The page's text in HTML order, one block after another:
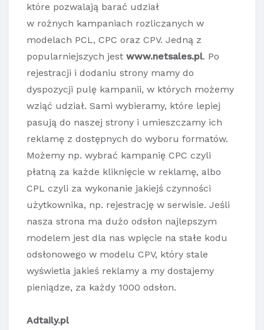
które pozwalają barać udział
w rożnych kampaniach rozliczanych w
modelach PCL, CPC oraz CPV. Jedną z
popularniejszych jest www.netsales.pl. Po
rejestracji i dodaniu strony mamy do
dyspozycji pulę kampanii, w których możemy
wziąć udział. Sami wybieramy, które lepiej
pasują do naszej strony i umieszczamy ich
reklamę z dostępnych do wyboru formatów.
Możemy np. wybrać kampanię CPC czyli
płatną za każde kliknięcie w reklamę, albo
CPL czyli za wykonanie jakiejś czynności
użytkownika, np. rejestrację w serwisie. Jeśli
nasza strona ma dużo odsłon najlepszym
modelem jest dla nas wpięcie na stałe kodu
odsłonowego w modelu CPV, który stale
wyświetla jakieś reklamy a my dostajemy
pieniądze, za każdy 1000 odsłon.
Adtaily.pl